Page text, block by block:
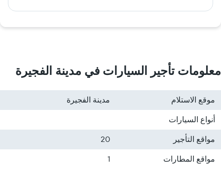
معلومات تأجير السيارات في مدينة الفجيرة
موقع الاستلام
مدينة الفجيرة
أنواع السيارات
مواقع التأجير
20
مواقع المطارات
1